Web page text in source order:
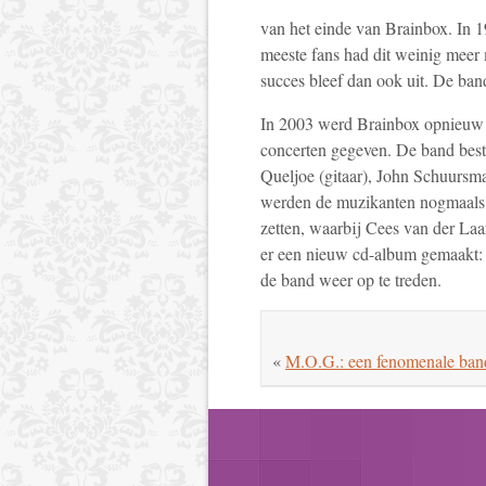
van het einde van Brainbox. In
meeste fans had dit weinig
succes bleef dan ook uit. De
In 2003 werd Brainbox opnieuw
concerten gegeven. De band
Queljoe (gitaar), John
werden de muzikanten
zetten, waarbij Cees van der
er een nieuw cd-album
de band weer op te treden.
«M.O.G.: een fenomenale